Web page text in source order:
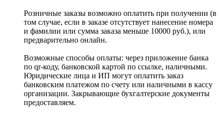
Розничные заказы возможно оплатить при получении (в
том случае, если в заказе отсутствует нанесение номера
и фамилии или сумма заказа меньше 10000 руб.), или
предварительно онлайн.
Возможные способы оплаты: через приложение банка
по qr-коду, банковской картой по ссылке, наличными.
Юридические лица и ИП могут оплатить заказ
банковским платежом по счету или наличными в кассу
организации. Закрывающие бухгалтерские документы
предоставляем.